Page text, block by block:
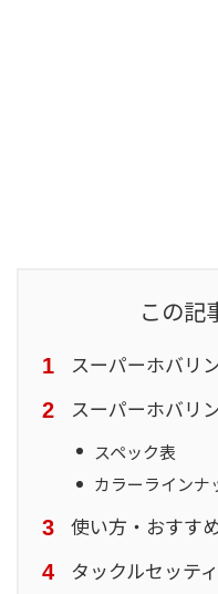
この記
スーパーホバリ
スーパーホバリ
スペック表
カラーラインナ
使い方・おすす
タックルセッテ